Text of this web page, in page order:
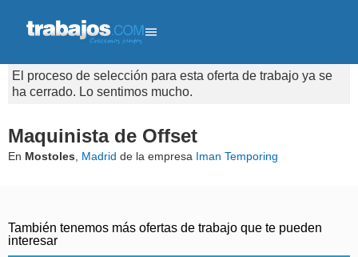
El proceso de selección para esta oferta de trabajo ya se
ha cerrado. Lo sentimos mucho.
Maquinista de Offset
En Mostoles Madrid de la empresa Iman Temporing
También tenemos más ofertas de trabajo que te pueden
interesar